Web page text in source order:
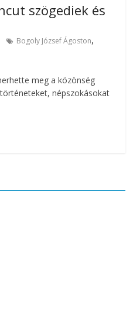
szögediek és
Bogoly József Ágoston,
meg a közönség
népszokásokat